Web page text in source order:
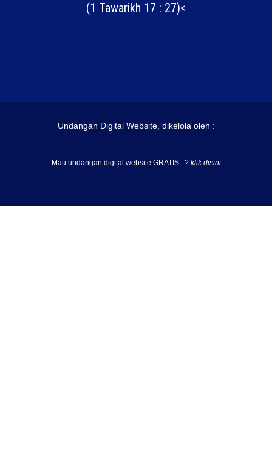
(1 Tawarikh 17 : 27)<
Undangan Digital Website, dikelola oleh :
Mau undangan digital website GRATIS...? klik disini